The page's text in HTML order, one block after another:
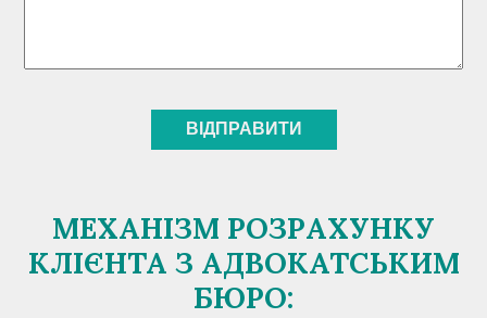
МЕХАНІЗМ РОЗРАХУНКУ
КЛІЄНТА З АДВОКАТСЬКИМ
БЮРО: